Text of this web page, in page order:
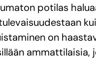
potilas
on
ammattilaisia,